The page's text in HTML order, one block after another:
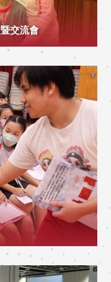
交流會